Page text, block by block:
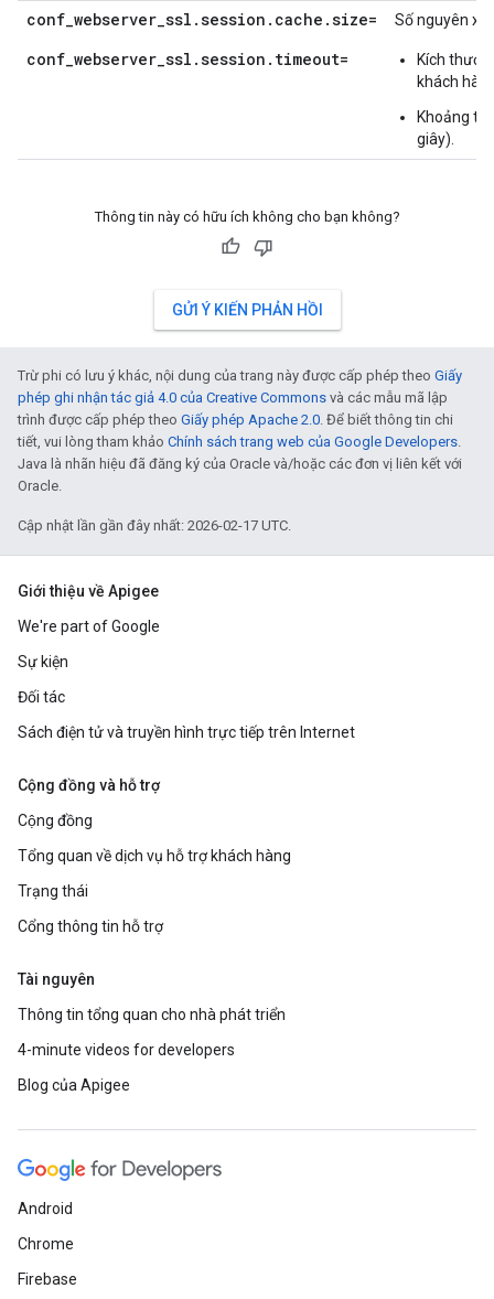
conf_webserver_ssl.session.cache.size=
conf_webserver_ssl.session.timeout=
Số nguyên
Kích
khách
Khoảng
giây).
Thông tin này có hữu ích không cho bạn không?
GỬI Ý KIẾN PHẢN HỒI
Trừ phi có lưu ý khác, nội dung của trang này được cấp phép theo Giấy
phép ghi nhận tác giả 4.0 của Creative Commons và các mẫu mã lập
trình được cấp phép theo Giấy phép Apache 2.0. Để biết thông tin chi
tiết, vui lòng tham khảo Chính sách trang web của Google Developers.
Java là nhãn hiệu đã đăng ký của Oracle và/hoặc các đơn vị liên kết với
Oracle.
Cập nhật lần gần đây nhất: 2026-02-17 UTC.
Giới thiệu về Apigee
We're part of Google
Sự kiện
Đối tác
Sách điện tử và truyền hình trực tiếp trên Internet
Cộng đồng và hỗ trợ
Cộng đồng
Tổng quan về dịch vụ hỗ trợ khách hàng
Trạng thái
Cổng thông tin hỗ trợ
Tài nguyên
Thông tin tổng quan cho nhà phát triển
4-minute videos for developers
Blog của Apigee
Android
Chrome
Firebase